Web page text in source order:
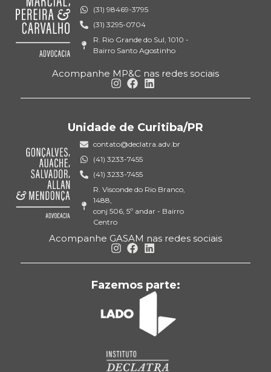
(31) 98469-3795
(31) 3295-0704
R. Rio Grande do Sul, 1010 -
Bairro Santo Agostinho
Acompanhe MP&C nas redes sociais
Unidade de Curitiba/PR
contato@declatra.adv.br
(41) 3233-7455
(41) 3233-7455
R. Visconde do Rio Branco,
1488,
conj 506, 5º andar - Bairro
Centro
Acompanhe GASAM nas redes sociais
Fazemos parte: